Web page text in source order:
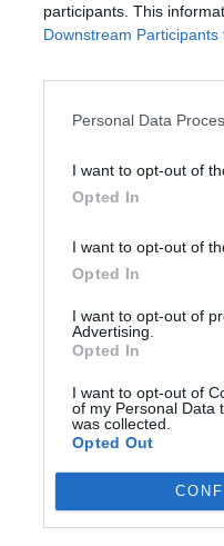
participants. This
Downstream Participants
Personal Data
I want to opt-out of
Opted In
I want to opt-out of
Opted In
I want to opt-out of
Advertising.
Opted In
I want to opt-out of
of my Personal Data
was collected.
Opted Out
διακινητών για μεταφορά
μεταναστών στον Έβρο
Χειροπέδες σε 4
διακινητές που
Ροδόπη και Έβρο